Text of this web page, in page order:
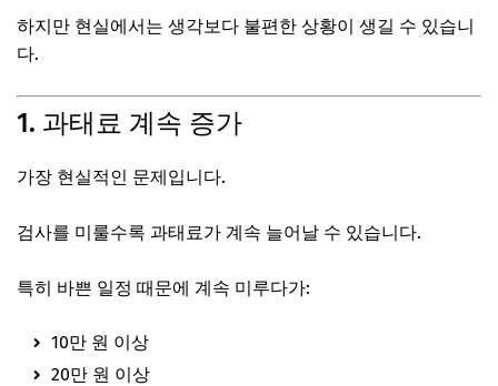
하지만 현실에서는 생각보다 불편한 상황이 생길 수 있습니
다.
1. 과태료 계속 증가
가장 현실적인 문제입니다.
검사를 미룰수록 과태료가 계속 늘어날 수 있습니다.
특히 바쁜 일정 때문에 계속 미루다가:
10만 원 이상
20만 원 이상